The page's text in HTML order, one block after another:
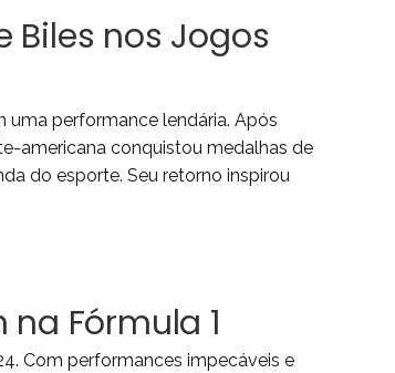
Biles nos Jogos
uma performance lendária. Após
americana conquistou medalhas de
do esporte. Seu retorno inspirou
Fórmula 1
Com performances impecáveis ​​e